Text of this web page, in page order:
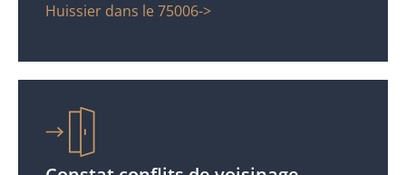
Huissier dans le 75006->